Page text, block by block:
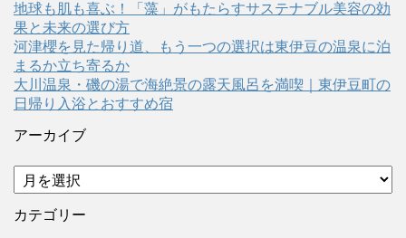
地球も肌も喜ぶ！「藻」がもたらすサステナブル美容の効
果と未来の選び方
河津櫻を見た帰り道、もう一つの選択は東伊豆の温泉に泊
まるか立ち寄るか
大川温泉・磯の湯で海絶景の露天風呂を満喫｜東伊豆町の
日帰り入浴とおすすめ宿
アーカイブ
ア
ー
カ
カテゴリー